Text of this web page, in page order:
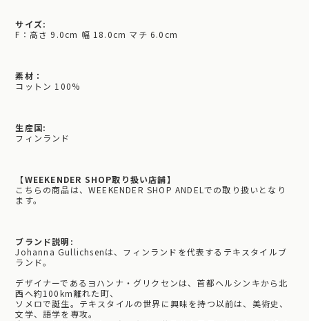
サイズ:
F：高さ 9.0cm 幅 18.0cm マチ 6.0cm
素材：
コットン 100%
生産国:
フィンランド
【WEEKENDER SHOP取り扱い店舗】
こちらの商品は、WEEKENDER SHOP ANDELでの取り扱いとなり
ます。
ブランド説明:
Johanna Gullichsenは、フィンランドを代表するテキスタイルブ
ランド。
デザイナーであるヨハンナ・グリクセンは、首都ヘルシンキから北
西へ約100km離れた町、
ソメロで誕生。テキスタイルの世界に興味を持つ以前は、美術史、
文学、語学を専攻。